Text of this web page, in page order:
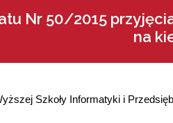
Nr 50/2015
na
Szkoły Informatyki i